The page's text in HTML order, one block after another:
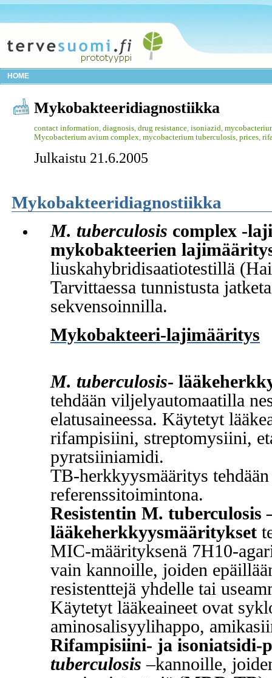
HOME
Mykobakteeridiagnostiikka
contact information diagnosis drug resistance isoniazid
Mycobacterium avium complex mycobacterium tuberculosis prices
Julkaistu 21.6.2005
Mykobakteeridiagnostiikka
M. tuberculosis complex -
mykobakteerien
liuskahybridisaatiotestillä
Tarvittaessa tunnistusta
sekvensoinnilla.
Mykobakteeri-lajimääritys
M. tuberculosis-
tehdään viljelyautomaatilla
elatusaineessa. Käytetyt
rifampisiini, streptomysiini,
pyratsiiniamidi.
TB-herkkyysmääritys
referenssitoimintona.
Resistentin M. tuberculosis
lääkeherkkyysmääritykset
MIC-määrityksenä 7H10-
vain kannoille, joiden
resistenttejä yhdelle tai
Käytetyt lääkeaineet ovat
aminosalisyylihappo,
Rifampisiini- ja isoniatsidi-
tuberculosis –kannoille,